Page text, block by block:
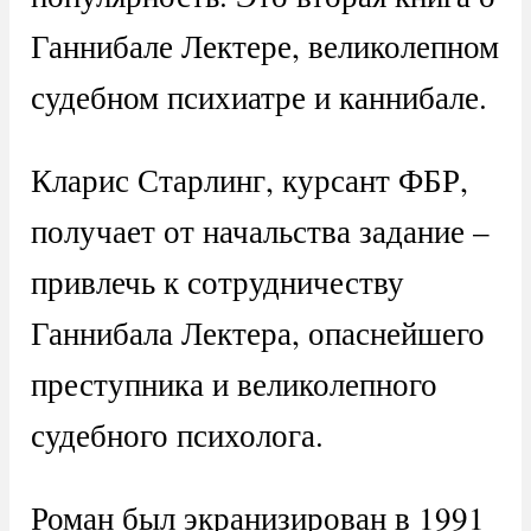
Ганнибале Лектере, великолепном
судебном психиатре и каннибале.
Кларис Старлинг, курсант ФБР,
получает от начальства задание –
привлечь к сотрудничеству
Ганнибала Лектера, опаснейшего
преступника и великолепного
судебного психолога.
Роман был экранизирован в 1991